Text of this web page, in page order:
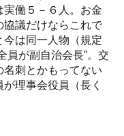
働５－６人。お金
協議だけならこれで
は同一人物（規定
員が副自治会長”。交
刺とかもってない
理事会役員（長く